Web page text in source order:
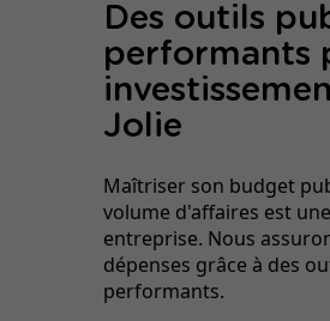
Des outils
performants
Jolie
Maîtriser son budget
volume d'affaires est
entreprise. Nous
dépenses grâce à des
performants.